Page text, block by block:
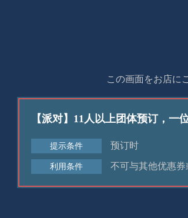
この画面をお店に
【派对】11人以上团体预订，一
提示条件 预订时
利用条件 不可与其他优惠